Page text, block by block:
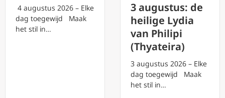
4 augustus 2026 – Elke
dag toegewijd Maak
het stil in…
3 augustus: de
heilige Lydia
van Philipi
(Thyateira)
3 augustus 2026 – Elke
dag toegewijd Maak
het stil in…